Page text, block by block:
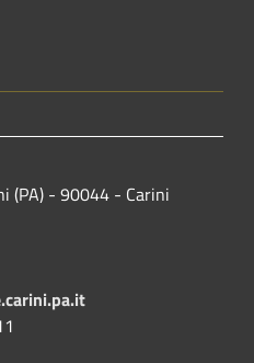
(PA) - 90044 - Carini